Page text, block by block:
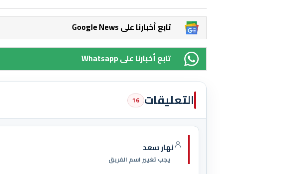
Google News تابع أخبارنا على
Whatsapp تابع أخبارنا على
التعليقات 16
نهار سعد
يجب تغيير اسم الفريق